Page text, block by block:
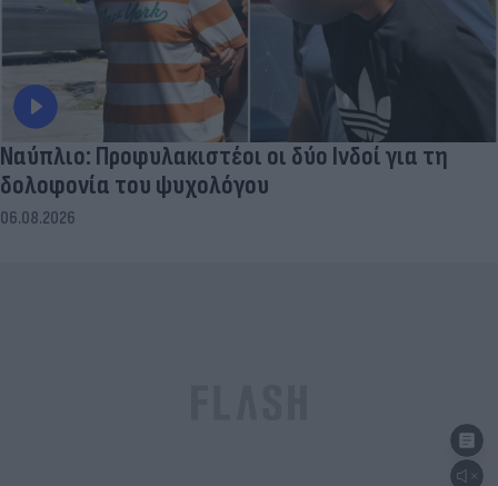
Ναύπλιο: Προφυλακιστέοι οι δύο Ινδοί για τη
δολοφονία του ψυχολόγου
06.08.2026